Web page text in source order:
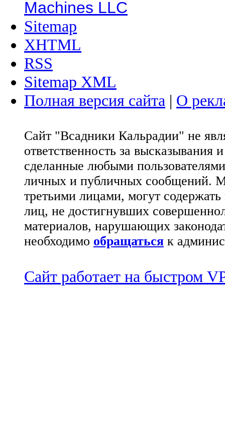
Machines LLC
Sitemap
XHTML
RSS
Sitemap XML
Полная версия сайта | О
Сайт "Всадники Кальрадии" не
ответственность за
сделанные любыми
личных и публичных сообщений.
третьими лицами, могут
лиц, не достигнувших
материалов, нарушающих
необходимо обращаться к
Сайт работает на быстром